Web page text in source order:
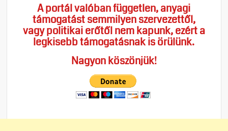
A portál valóban független, anyagi
támogatást semmilyen szervezettől,
vagy politikai erőtől nem kapunk, ezért a
legkisebb támogatásnak is örülünk.
Nagyon köszönjük!